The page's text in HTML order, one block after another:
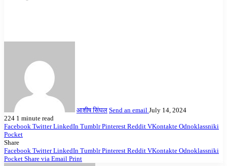
आशीष सिंघल Send an email July 14, 2024
224 1 minute read
Facebook Twitter LinkedIn Tumblr Pinterest Reddit VKontakte Odnoklassniki
Pocket
Share
Facebook Twitter LinkedIn Tumblr Pinterest Reddit VKontakte Odnoklassniki
Pocket Share via Email Print